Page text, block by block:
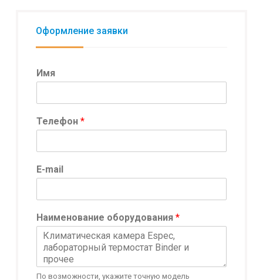
Оформление заявки
Имя
*
C
m
e
t
е
о
Телефон *
E-mail
Наименование оборудования *
По возможности, укажите точную модель